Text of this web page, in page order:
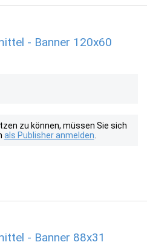
- Banner 120x60
zu können, müssen Sie sich
als Publisher anmelden
- Banner 88x31